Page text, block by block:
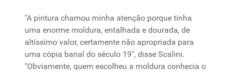
"A pintura chamou minha atenção porque tinha
uma enorme moldura, entalhada e dourada, de
altíssimo valor, certamente não apropriada para
uma cópia banal do século 19", disse Scalini.
"Obviamente, quem escolheu a moldura conhecia o